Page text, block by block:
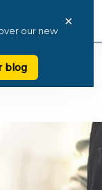
our new
blog
×